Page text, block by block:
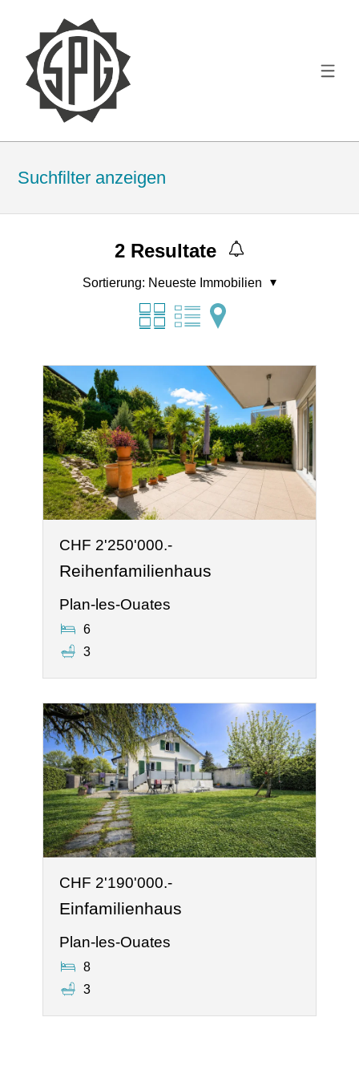
Suchfilter anzeigen
2Resultate
Sortierung: Neueste Immobilien
CHF 2'250'000.-
Reihenfamilienhaus
Plan-les-Ouates
6
3
CHF 2'190'000.-
Einfamilienhaus
Plan-les-Ouates
8
3